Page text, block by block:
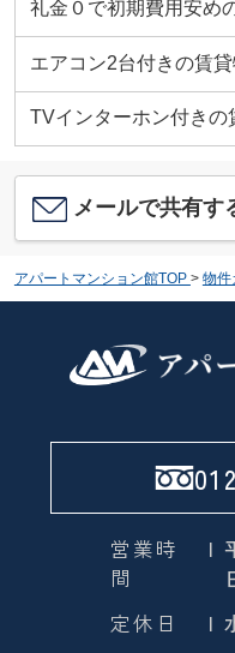
礼金０で初期費用安め
エアコン2台付きの賃
TVインターホン付きの
メールで共有す
アパートマンション館TOP > 物件
営業時
間
|
定休日
|